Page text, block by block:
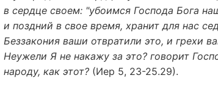
в сердце своем: "убоимся Господа Бога
и поздний в свое время, хранит для нас
Беззакония ваши отвратили это, и грехи
Неужели Я не накажу за это? говорит
народу, как этот? (Иер 5, 23-25.29).